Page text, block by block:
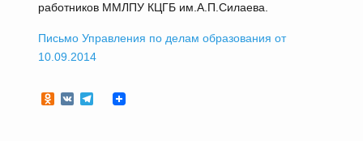
работников ММЛПУ КЦГБ им.А.П.Силаева.
Письмо Управления по делам образования от
10.09.2014
Odnoklassniki
VKTelegram